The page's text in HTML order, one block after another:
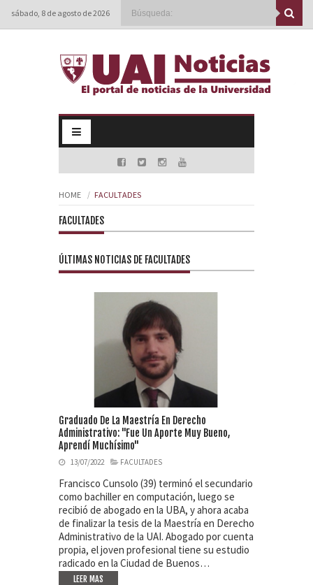
sábado, 8 de agosto de 2026
HOME FACULTADES
FACULTADES
ÚLTIMAS NOTICIAS DE FACULTADES
Graduado De La Maestría En Derecho
Administrativo: "Fue Un Aporte Muy Bueno,
Aprendí Muchísimo"
13/07/2022 FACULTADES
Francisco Cunsolo (39) terminó el secundario
como bachiller en computación, luego se
recibió de abogado en la UBA, y ahora acaba
de finalizar la tesis de la Maestría en Derecho
Administrativo de la UAI. Abogado por cuenta
propia, el joven profesional tiene su estudio
radicado en la Ciudad de Buenos…
LEER MAS